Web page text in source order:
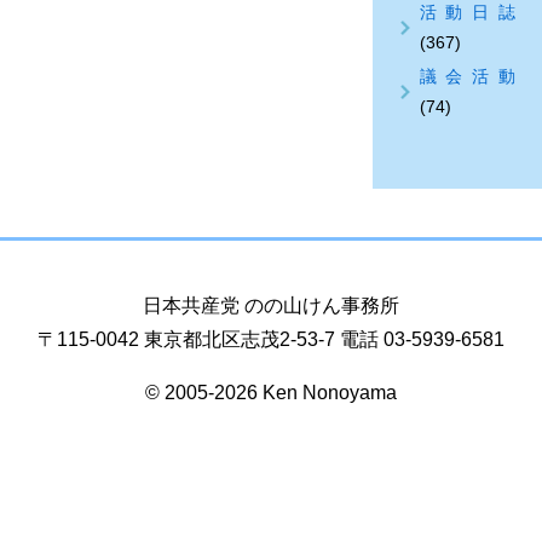
活動日誌
(367)
議会活動
(74)
日本共産党 のの山けん事務所
〒115-0042 東京都北区志茂2-53-7 電話 03-5939-6581
© 2005-2026 Ken Nonoyama